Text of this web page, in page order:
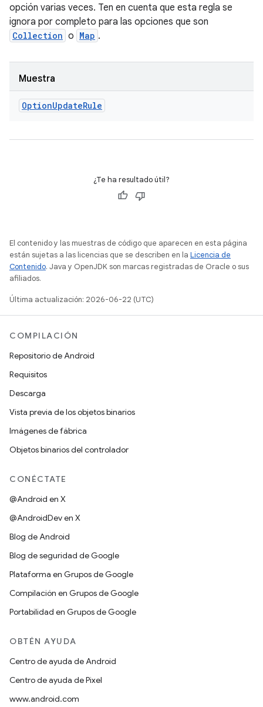
opción varias veces. Ten en cuenta que esta regla se
ignora por completo para las opciones que son
Collection o Map .
Muestra
OptionUpdateRule
¿Te ha resultado útil?
El contenido y las muestras de código que aparecen en esta página
están sujetas a las licencias que se describen en la Licencia de
Contenido. Java y OpenJDK son marcas registradas de Oracle o sus
afiliados.
Última actualización: 2026-06-22 (UTC)
COMPILACIÓN
Repositorio de Android
Requisitos
Descarga
Vista previa de los objetos binarios
Imágenes de fábrica
Objetos binarios del controlador
CONÉCTATE
@Android en X
@AndroidDev en X
Blog de Android
Blog de seguridad de Google
Plataforma en Grupos de Google
Compilación en Grupos de Google
Portabilidad en Grupos de Google
OBTÉN AYUDA
Centro de ayuda de Android
Centro de ayuda de Pixel
www.android.com